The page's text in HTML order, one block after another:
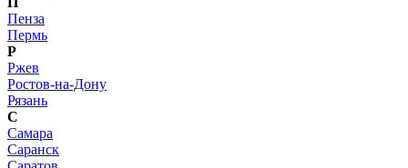
Пенза
Пермь
Р
Ржев
Ростов-на-Дону
Рязань
С
Самара
Саранск